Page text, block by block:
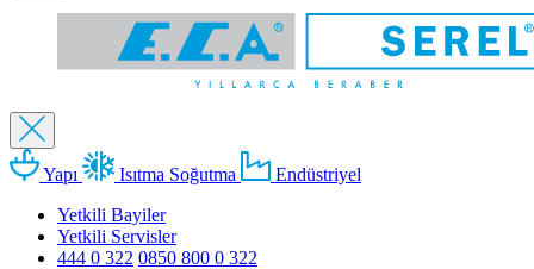
Yapı Isıtma Soğutma
Endüstriyel
Yetkili Bayiler
Yetkili Servisler
444 0 322 0850 800 0 322